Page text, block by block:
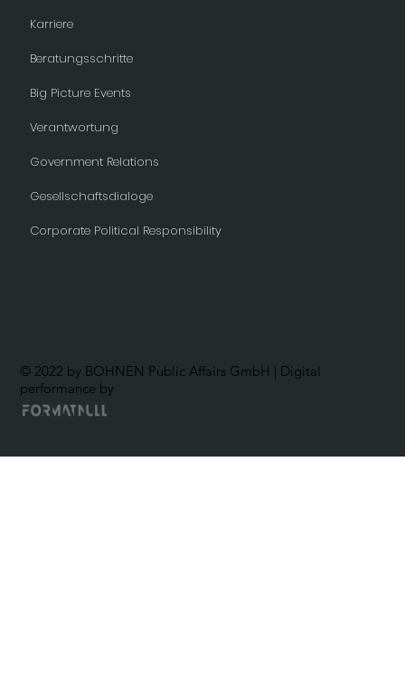
Karriere
Beratungsschritte
Big Picture Events
Verantwortung
Government Relations
Gesellschaftsdialoge
Corporate Political Responsibility
© 2022 by BOHNEN Public Affairs GmbH | Digital
performance by